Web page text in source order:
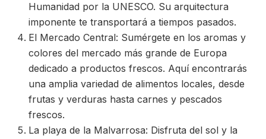
Humanidad por la UNESCO. Su arquitectura
imponente te transportará a tiempos pasados.
El Mercado Central: Sumérgete en los aromas y
colores del mercado más grande de Europa
dedicado a productos frescos. Aquí encontrarás
una amplia variedad de alimentos locales, desde
frutas y verduras hasta carnes y pescados
frescos.
La playa de la Malvarrosa: Disfruta del sol y la